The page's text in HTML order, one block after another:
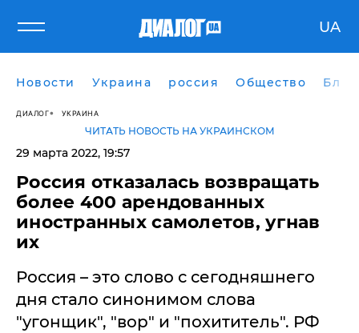
UA
Новости Украина россия Общество
ДИАЛОГ УКРАИНА
ЧИТАТЬ НОВОСТЬ НА УКРАИНСКОМ
29 марта 2022, 19:57
Россия отказалась возвращать
более 400 арендованных
иностранных самолетов, угнав
их
Россия – это слово с сегодняшнего
дня стало синонимом слова
"угонщик", "вор" и "похититель". РФ